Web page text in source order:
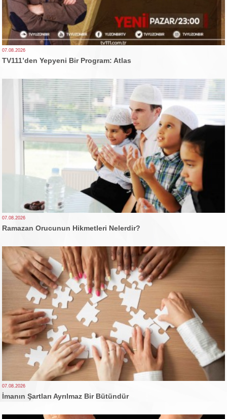
07.08.2026
TV111’den Yepyeni Bir Program: Atlas
07.08.2026
Ramazan Orucunun Hikmetleri Nelerdir?
07.08.2026
İmanın Şartları Ayrılmaz Bir Bütündür